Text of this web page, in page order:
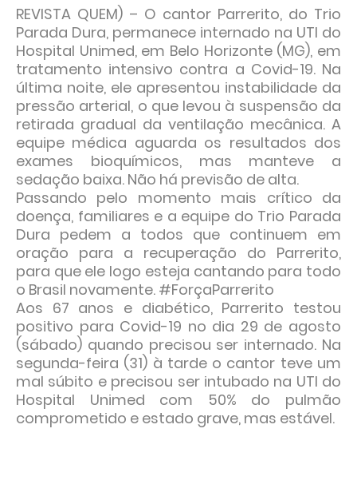
REVISTA QUEM) – O cantor Parrerito, do Trio
Parada Dura, permanece internado na UTI do
Hospital Unimed, em Belo Horizonte (MG), em
tratamento intensivo contra a Covid-19. Na
última noite, ele apresentou instabilidade da
pressão arterial, o que levou à suspensão da
retirada gradual da ventilação mecânica. A
equipe médica aguarda os resultados dos
exames bioquímicos, mas manteve a
sedação baixa. Não há previsão de alta.
Passando pelo momento mais crítico da
doença, familiares e a equipe do Trio Parada
Dura pedem a todos que continuem em
oração para a recuperação do Parrerito,
para que ele logo esteja cantando para todo
o Brasil novamente. #ForçaParrerito
Aos 67 anos e diabético, Parrerito testou
positivo para Covid-19 no dia 29 de agosto
(sábado) quando precisou ser internado. Na
segunda-feira (31) à tarde o cantor teve um
mal súbito e precisou ser intubado na UTI do
Hospital Unimed com 50% do pulmão
comprometido e estado grave, mas estável.